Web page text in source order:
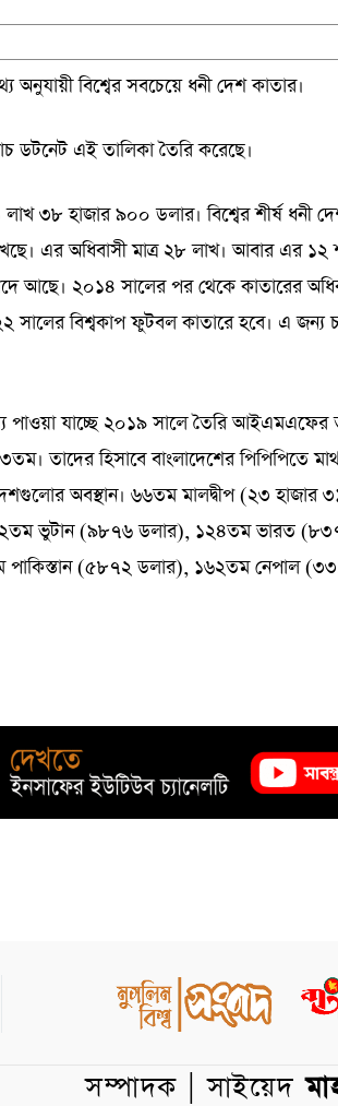
বিশ্বের সবচেয়ে ধনী দেশ কাতার।
ডটনেট এই তালিকা তৈরি করেছে।
৩৮ হাজার ৯০০ ডলার। বিশ্বের শীর্ষ ধনী
এর অধিবাসী মাত্র ২৮ লাখ। আবার এর ১২
আছে। ২০১৪ সালের পর থেকে কাতারের
বিশ্বকাপ ফুটবল কাতারে হবে। এ জন্য
পাওয়া যাচ্ছে ২০১৯ সালে তৈরি আইএমএফের
তাদের হিসাবে বাংলাদেশের পিপিপিতে
অবস্থান। ৬৬তম মালদ্বীপ (২৩ হাজার
ভুটান (৯৮৭৬ ডলার), ১২৪তম ভারত
(৫৮৭২ ডলার), ১৬২তম নেপাল
সম্পাদক | সাইয়েদ